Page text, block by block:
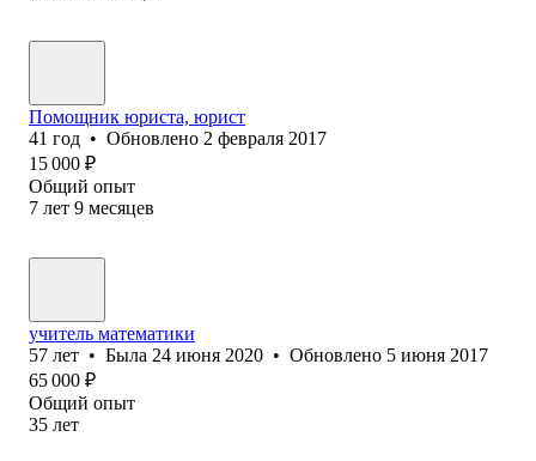
Помощник юриста, юрист
41 год • Обновлено 2 февраля 2017
15 000 ₽
Общий опыт
7 лет 9 месяцев
учитель математики
57 лет • Была 24 июня 2020 • Обновлено 5 июня 2017
65 000 ₽
Общий опыт
35 лет